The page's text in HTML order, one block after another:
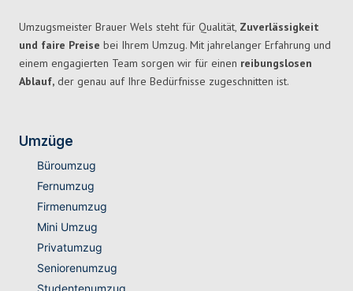
Umzugsmeister Brauer Wels steht für Qualität, Zuverlässigkeit
und faire Preise bei Ihrem Umzug. Mit jahrelanger Erfahrung und
einem engagierten Team sorgen wir für einen reibungslosen
Ablauf, der genau auf Ihre Bedürfnisse zugeschnitten ist.
Umzüge
Büroumzug
Fernumzug
Firmenumzug
Mini Umzug
Privatumzug
Seniorenumzug